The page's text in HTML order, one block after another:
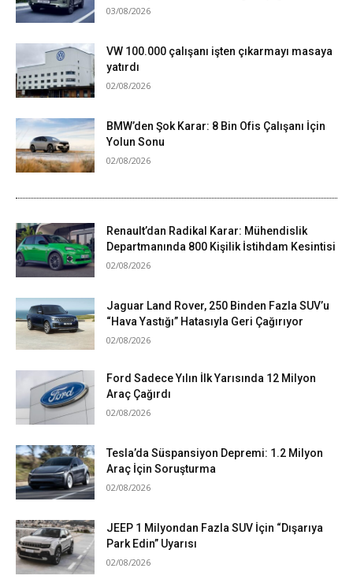
03/08/2026
VW 100.000 çalışanı işten çıkarmayı masaya
yatırdı
02/08/2026
BMW’den Şok Karar: 8 Bin Ofis Çalışanı İçin
Yolun Sonu
02/08/2026
Renault’dan Radikal Karar: Mühendislik
Departmanında 800 Kişilik İstihdam Kesintisi
02/08/2026
Jaguar Land Rover, 250 Binden Fazla SUV’u
“Hava Yastığı” Hatasıyla Geri Çağırıyor
02/08/2026
Ford Sadece Yılın İlk Yarısında 12 Milyon
Araç Çağırdı
02/08/2026
Tesla’da Süspansiyon Depremi: 1.2 Milyon
Araç İçin Soruşturma
02/08/2026
JEEP 1 Milyondan Fazla SUV İçin “Dışarıya
Park Edin” Uyarısı
02/08/2026